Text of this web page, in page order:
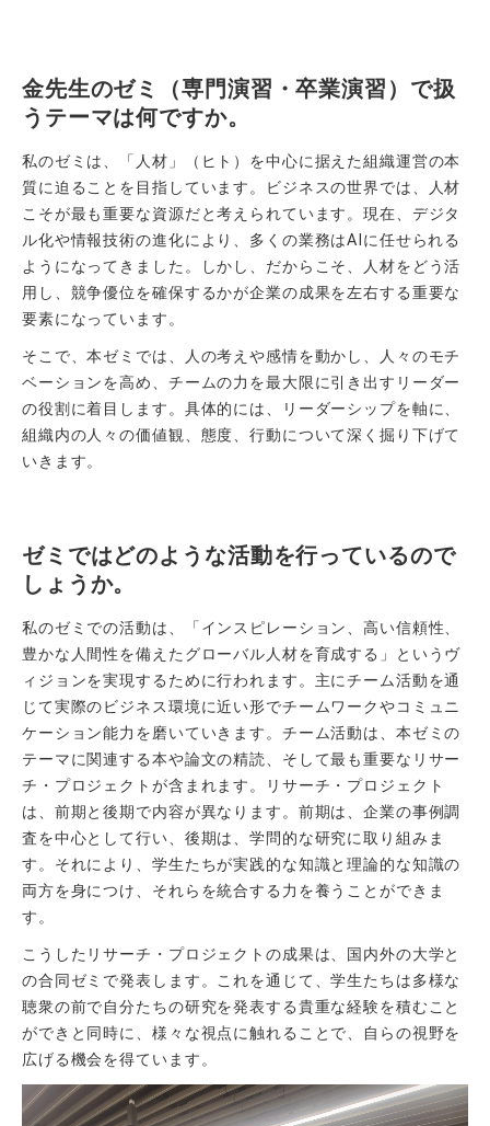
金先生のゼミ（専門演習・卒業演習）で扱
うテーマは何ですか。
私のゼミは、「人材」（ヒト）を中心に据えた組織運営の本
質に迫ることを目指しています。ビジネスの世界では、人材
こそが最も重要な資源だと考えられています。現在、デジタ
ル化や情報技術の進化により、多くの業務はAIに任せられる
ようになってきました。しかし、だからこそ、人材をどう活
用し、競争優位を確保するかが企業の成果を左右する重要な
要素になっています。
そこで、本ゼミでは、人の考えや感情を動かし、人々のモチ
ベーションを高め、チームの力を最大限に引き出すリーダー
の役割に着目します。具体的には、リーダーシップを軸に、
組織内の人々の価値観、態度、行動について深く掘り下げて
いきます。
ゼミではどのような活動を行っているので
しょうか。
私のゼミでの活動は、「インスピレーション、高い信頼性、
豊かな人間性を備えたグローバル人材を育成する」というヴ
ィジョンを実現するために行われます。主にチーム活動を通
じて実際のビジネス環境に近い形でチームワークやコミュニ
ケーション能力を磨いていきます。チーム活動は、本ゼミの
テーマに関連する本や論文の精読、そして最も重要なリサー
チ・プロジェクトが含まれます。リサーチ・プロジェクト
は、前期と後期で内容が異なります。前期は、企業の事例調
査を中心として行い、後期は、学問的な研究に取り組みま
す。それにより、学生たちが実践的な知識と理論的な知識の
両方を身につけ、それらを統合する力を養うことができま
す。
こうしたリサーチ・プロジェクトの成果は、国内外の大学と
の合同ゼミで発表します。これを通じて、学生たちは多様な
聴衆の前で自分たちの研究を発表する貴重な経験を積むこと
ができと同時に、様々な視点に触れることで、自らの視野を
広げる機会を得ています。